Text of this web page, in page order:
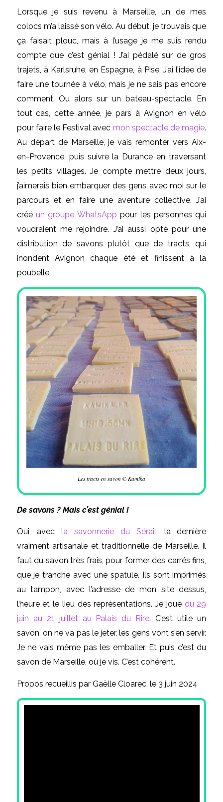
Lorsque je suis revenu à Marseille, un de mes
colocs m’a laissé son vélo. Au début, je trouvais que
ça faisait plouc, mais à l’usage je me suis rendu
compte que c’est génial ! J’ai pédalé sur de gros
trajets, à Karlsruhe, en Espagne, à Pise. J’ai l’idée de
faire une tournée à vélo, mais je ne sais pas encore
comment. Ou alors sur un bateau-spectacle. En
tout cas, cette année, je pars à Avignon en vélo
pour faire le Festival avec mon spectacle de magie.
Au départ de Marseille, je vais remonter vers Aix-
en-Provence, puis suivre la Durance en traversant
les petits villages. Je compte mettre deux jours,
j’aimerais bien embarquer des gens avec moi sur le
parcours et en faire une aventure collective. J’ai
créé un groupe WhatsApp pour les personnes qui
voudraient me rejoindre. J’ai aussi opté pour une
distribution de savons plutôt que de tracts, qui
inondent Avignon chaque été et finissent à la
poubelle.
Les tracts en savon © Kamika
De savons ? Mais c’est génial !
Oui, avec la savonnerie du Sérail, la dernière
vraiment artisanale et traditionnelle de Marseille. Il
faut du savon très frais, pour former des carrés fins,
que je tranche avec une spatule. Ils sont imprimés
au tampon, avec l’adresse de mon site dessus,
l’heure et le lieu des représentations. Je joue du 29
juin au 21 juillet au Palais du Rire. C’est utile un
savon, on ne va pas le jeter, les gens vont s’en servir.
Je ne vais même pas les emballer. Et puis c’est du
savon de Marseille, où je vis. C’est cohérent.
Propos recueillis par Gaëlle Cloarec, le 3 juin 2024